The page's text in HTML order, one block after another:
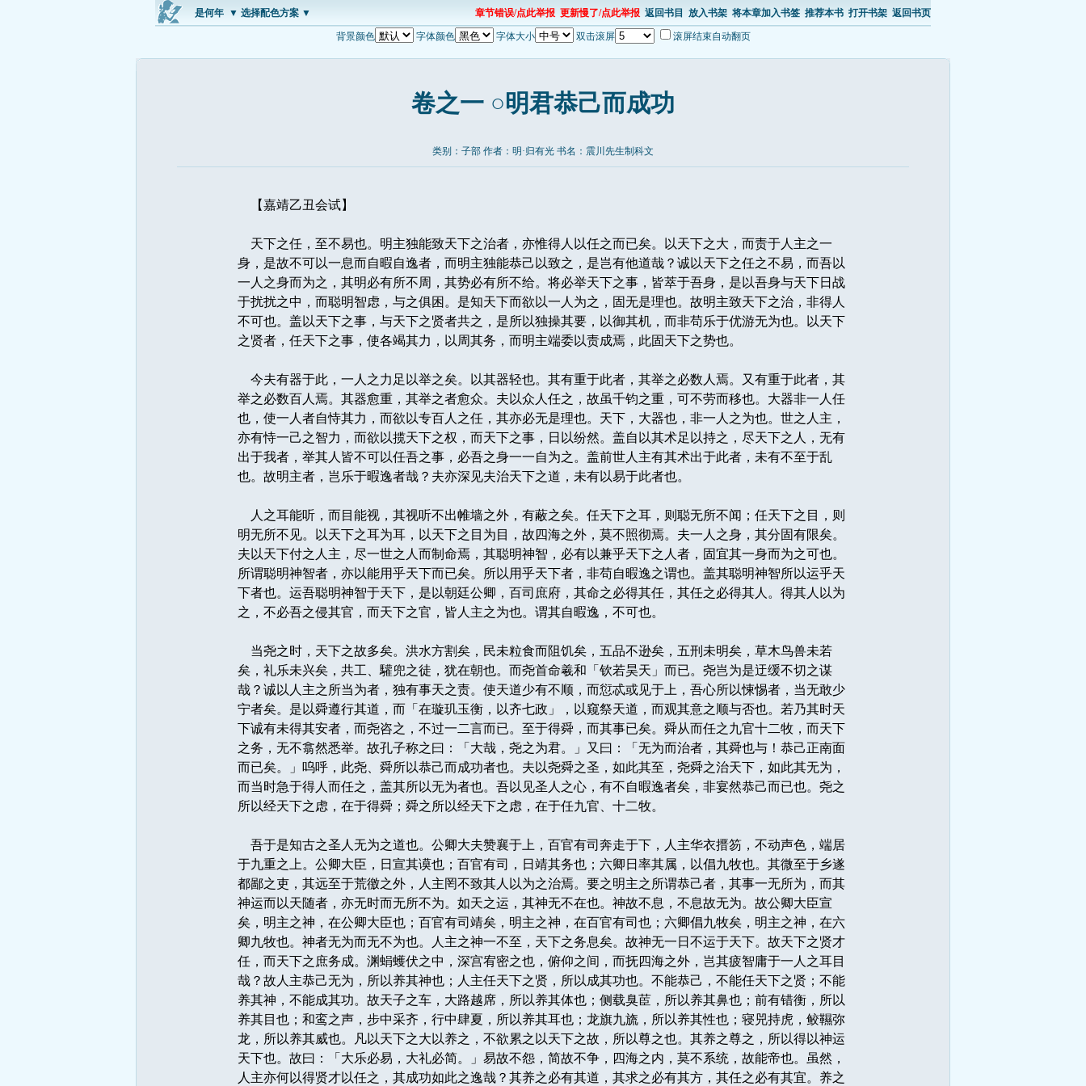
是何年 ▼ 选择配色方案 ▼ 章节错误/点此举报 更新慢了/点此举报 返回书目 放入书架 将本章加入书签 推荐本书 打开书架 返回书页
背景颜色 字体颜色 字体大小 双击滚屏 滚屏结束自动翻页
卷之一 ○明君恭己而成功
类别：子部 作者：明·归有光 书名： 震川先生制科文
【嘉靖乙丑会试】
天下之任，至不易也。明主独能致天下之治者，亦惟得人以任之而已矣。以天下之大，而责于人主之一
身，是故不可以一息而自暇自逸者，而明主独能恭己以致之，是岂有他道哉？诚以天下之任之不易，而吾以
一人之身而为之，其明必有所不周，其势必有所不给。将必举天下之事，皆萃于吾身，是以吾身与天下日战
于扰扰之中，而聪明智虑，与之俱困。是知天下而欲以一人为之，固无是理也。故明主致天下之治，非得人
不可也。盖以天下之事，与天下之贤者共之，是所以独操其要，以御其机，而非苟乐于优游无为也。以天下
之贤者，任天下之事，使各竭其力，以周其务，而明主端委以责成焉，此固天下之势也。
今夫有器于此，一人之力足以举之矣。以其器轻也。其有重于此者，其举之必数人焉。又有重于此者，其
举之必数百人焉。其器愈重，其举之者愈众。夫以众人任之，故虽千钧之重，可不劳而移也。大器非一人任
也，使一人者自恃其力，而欲以专百人之任，其亦必无是理也。天下，大器也，非一人之为也。世之人主，
亦有恃一己之智力，而欲以揽天下之权，而天下之事，日以纷然。盖自以其术足以持之，尽天下之人，无有
出于我者，举其人皆不可以任吾之事，必吾之身一一自为之。盖前世人主有其术出于此者，未有不至于乱
也。故明主者，岂乐于暇逸者哉？夫亦深见夫治天下之道，未有以易于此者也。
人之耳能听，而目能视，其视听不出帷墙之外，有蔽之矣。任天下之耳，则聪无所不闻；任天下之目，则
明无所不见。以天下之耳为耳，以天下之目为目，故四海之外，莫不照彻焉。夫一人之身，其分固有限矣。
夫以天下付之人主，尽一世之人而制命焉，其聪明神智，必有以兼乎天下之人者，固宜其一身而为之可也。
所谓聪明神智者，亦以能用乎天下而已矣。所以用乎天下者，非苟自暇逸之谓也。盖其聪明神智所以运乎天
下者也。运吾聪明神智于天下，是以朝廷公卿，百司庶府，其命之必得其任，其任之必得其人。得其人以为
之，不必吾之侵其官，而天下之官，皆人主之为也。谓其自暇逸，不可也。
当尧之时，天下之故多矣。洪水方割矣，民未粒食而阻饥矣，五品不逊矣，五刑未明矣，草木鸟兽未若
矣，礼乐未兴矣，共工、驩兜之徒，犹在朝也。而尧首命羲和「钦若昊天」而已。尧岂为是迂缓不切之谋
哉？诚以人主之所当为者，独有事天之责。使天道少有不顺，而愆忒或见于上，吾心所以悚惕者，当无敢少
宁者矣。是以舜遵行其道，而「在璇玑玉衡，以齐七政」，以窥祭天道，而观其意之顺与否也。若乃其时天
下诚有未得其安者，而尧咨之，不过一二言而已。至于得舜，而其事已矣。舜从而任之九官十二牧，而天下
之务，无不翕然悉举。故孔子称之曰：「大哉，尧之为君。」又曰：「无为而治者，其舜也与！恭己正南面
而已矣。」呜呼，此尧、舜所以恭己而成功者也。夫以尧舜之圣，如此其至，尧舜之治天下，如此其无为，
而当时急于得人而任之，盖其所以无为者也。吾以见圣人之心，有不自暇逸者矣，非宴然恭己而已也。尧之
所以经天下之虑，在于得舜；舜之所以经天下之虑，在于任九官、十二牧。
吾于是知古之圣人无为之道也。公卿大夫赞襄于上，百官有司奔走于下，人主华衣搢笏，不动声色，端居
于九重之上。公卿大臣，日宣其谟也；百官有司，日靖其务也；六卿日率其属，以倡九牧也。其微至于乡遂
都鄙之吏，其远至于荒徼之外，人主罔不致其人以为之治焉。要之明主之所谓恭己者，其事一无所为，而其
神运而以天随者，亦无时而无所不为。如天之运，其神无不在也。神故不息，不息故无为。故公卿大臣宣
矣，明主之神，在公卿大臣也；百官有司靖矣，明主之神，在百官有司也；六卿倡九牧矣，明主之神，在六
卿九牧也。神者无为而无不为也。人主之神一不至，天下之务息矣。故神无一日不运于天下。故天下之贤才
任，而天下之庶务成。渊蜎蠖伏之中，深宫宥密之也，俯仰之间，而抚四海之外，岂其疲智庸于一人之耳目
哉？故人主恭己无为，所以养其神也；人主任天下之贤，所以成其功也。不能恭己，不能任天下之贤；不能
养其神，不能成其功。故天子之车，大路越席，所以养其体也；侧载臭茞，所以养其鼻也；前有错衡，所以
养其目也；和鸾之声，步中采齐，行中肆夏，所以养其耳也；龙旗九旒，所以养其性也；寝兕持虎，鲛韅弥
龙，所以养其威也。凡以天下之大以养之，不欲累之以天下之故，所以尊之也。其养之尊之，所以得以神运
天下也。故曰：「大乐必易，大礼必简。」易故不怨，简故不争，四海之内，莫不系统，故能帝也。虽然，
人主亦何以得贤才以任之，其成功如此之逸哉？其养之必有其道，其求之必有其方，其任之必有其宜。养之